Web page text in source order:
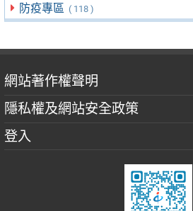
防疫專區 ( 118 )
網站著作權聲明
隱私權及網站安全政策
登入